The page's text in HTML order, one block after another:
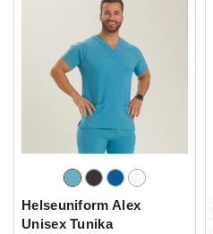
Helseuniform Alex
Unisex Tunika